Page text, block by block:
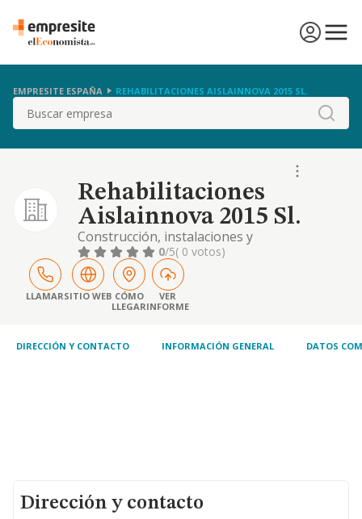
EMPRESITE ESPAÑA REHABILITACIONES AISLAINNOVA 2015 SL.
Buscar
Rehabilitaciones
Aislainnova 2015 Sl.
Construcción, instalaciones y
mantenimiento, concretándose las mismas
en la realización de trabajos de construcción,
rehabilitación y reforma en todo tipo de
inmuebles, equipamientos e
infraestructuras de uso civil y privado
0/5( 0 votos)
LLAMARSITIO WEB CÓMO
LLEGAR
VER
INFORME
DIRECCIÓN Y CONTACTO INFORMACIÓN GENERAL DATOS
Dirección y contacto